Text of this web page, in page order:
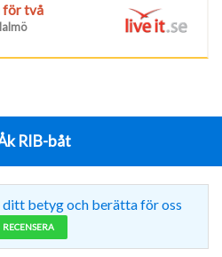
för två
RIB-båt
ditt betyg och berätta för oss
RECENSERA